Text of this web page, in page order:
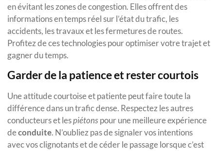
en évitant les zones de congestion. Elles offrent des
informations en temps réel sur l’état du trafic, les
accidents, les travaux et les fermetures de routes.
Profitez de ces technologies pour optimiser votre trajet et
gagner du temps.
Garder de la patience et rester courtois
Une attitude courtoise et patiente peut faire toute la
différence dans un trafic dense. Respectez les autres
conducteurs et lespiétonspour une meilleure expérience
deconduite. N’oubliez pas de signaler vos intentions
avec vos clignotants et de céder le passage lorsque c’est